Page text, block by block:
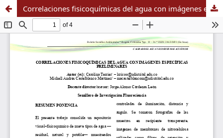
Correlaciones fisicoquímicas del agua con imágenes específicas preliminares